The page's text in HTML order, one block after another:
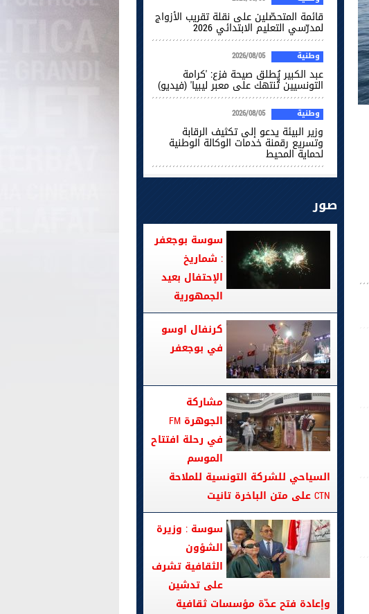
قائمة المتحصّلين على نقلة تقريب الأزواج
لمدرّسي التعليم الابتدائي 2026
وطنية 2026/08/05
عبد الكبير يُطلق صيحة فزع: 'كرامة
التونسيين تُنتهك على معبر ليبيا' (فيديو)
وطنية 2026/08/05
وزير البيئة يدعو إلى تكثيف الرقابة
وتسريع رقمنة خدمات الوكالة الوطنية
لحماية المحيط
صور
سوسة بوجعفر
: شماريخ
الإحتفال بعيد
الجمهورية
كرنفال اوسو
في بوجعفر
مشاركة
الجوهرة FM
في رحلة افتتاح
الموسم
السياحي للشركة التونسية للملاحة
CTN على متن الباخرة تانيت
سوسة : وزيرة
الشؤون
الثقافية تشرف
على تدشين
وإعادة فتح عدّة مؤسسات ثقافية